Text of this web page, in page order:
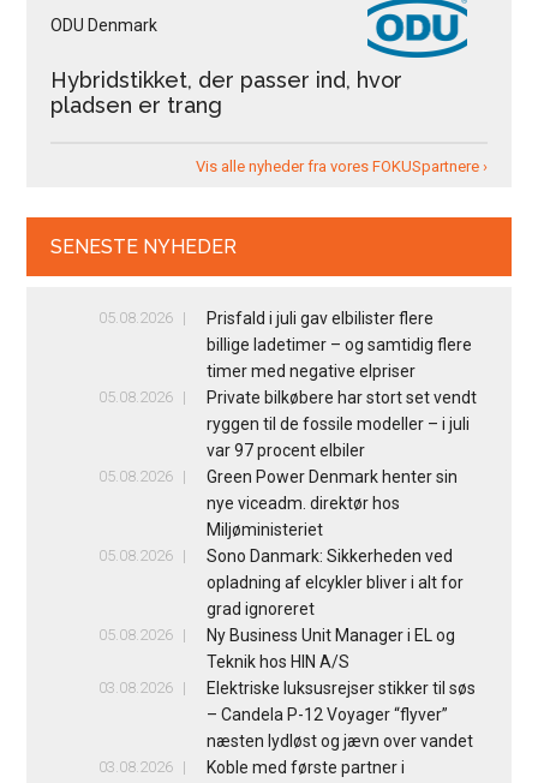
ODU Denmark
Hybridstikket, der passer ind, hvor
pladsen er trang
Vis alle nyheder fra vores FOKUSpartnere ›
SENESTE NYHEDER
05.08.2026
Prisfald i juli gav elbilister flere
billige ladetimer – og samtidig flere
timer med negative elpriser
05.08.2026
Private bilkøbere har stort set vendt
ryggen til de fossile modeller – i juli
var 97 procent elbiler
05.08.2026
Green Power Denmark henter sin
nye viceadm. direktør hos
Miljøministeriet
05.08.2026
Sono Danmark: Sikkerheden ved
opladning af elcykler bliver i alt for
grad ignoreret
05.08.2026
Ny Business Unit Manager i EL og
Teknik hos HIN A/S
03.08.2026
Elektriske luksusrejser stikker til søs
– Candela P-12 Voyager “flyver”
næsten lydløst og jævn over vandet
03.08.2026
Koble med første partner i